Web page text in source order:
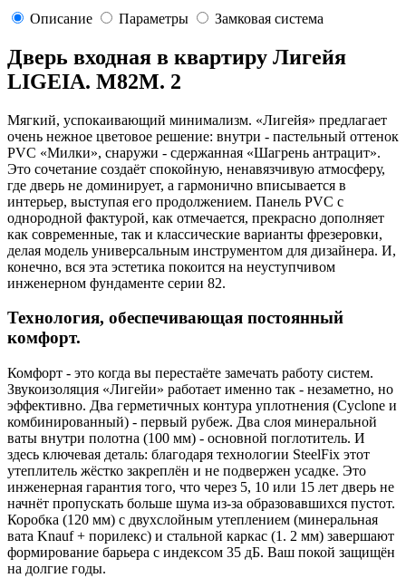
Описание Параметры Замковая система
Дверь входная в квартиру Лигейя
LIGEIA. M82M. 2
Мягкий, успокаивающий минимализм. «Лигейя» предлагает
очень нежное цветовое решение: внутри - пастельный оттенок
PVC «Милки», снаружи - сдержанная «Шагрень антрацит».
Это сочетание создаёт спокойную, ненавязчивую атмосферу,
где дверь не доминирует, а гармонично вписывается в
интерьер, выступая его продолжением. Панель PVC с
однородной фактурой, как отмечается, прекрасно дополняет
как современные, так и классические варианты фрезеровки,
делая модель универсальным инструментом для дизайнера. И,
конечно, вся эта эстетика покоится на неуступчивом
инженерном фундаменте серии 82.
Технология, обеспечивающая постоянный
комфорт.
Комфорт - это когда вы перестаёте замечать работу систем.
Звукоизоляция «Лигейи» работает именно так - незаметно, но
эффективно. Два герметичных контура уплотнения (Cyclone и
комбинированный) - первый рубеж. Два слоя минеральной
ваты внутри полотна (100 мм) - основной поглотитель. И
здесь ключевая деталь: благодаря технологии SteelFix этот
утеплитель жёстко закреплён и не подвержен усадке. Это
инженерная гарантия того, что через 5, 10 или 15 лет дверь не
начнёт пропускать больше шума из-за образовавшихся пустот.
Коробка (120 мм) с двухслойным утеплением (минеральная
вата Knauf + порилекс) и стальной каркас (1. 2 мм) завершают
формирование барьера с индексом 35 дБ. Ваш покой защищён
на долгие годы.